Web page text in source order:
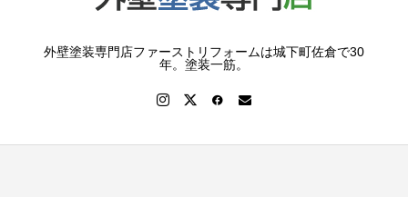
外壁塗装専門店ファーストリフォームは城下町佐倉で30
年。塗装一筋。